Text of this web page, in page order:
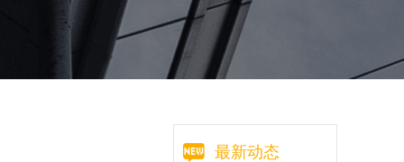
最新动态